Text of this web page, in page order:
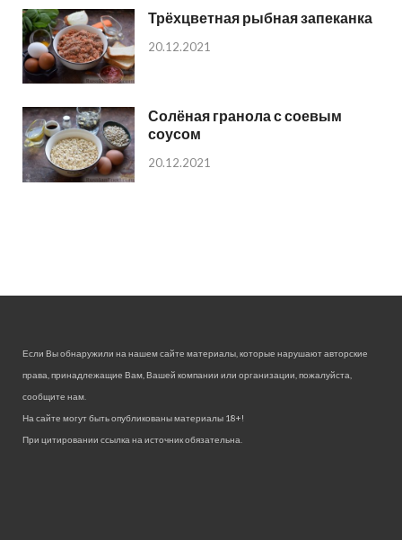
Трёхцветная рыбная запеканка
20.12.2021
Солёная гранола с соевым
соусом
20.12.2021
Если Вы обнаружили на нашем сайте материалы, которые нарушают авторские
права, принадлежащие Вам, Вашей компании или организации, пожалуйста,
сообщите нам.
На сайте могут быть опубликованы материалы 18+!
При цитировании ссылка на источник обязательна.